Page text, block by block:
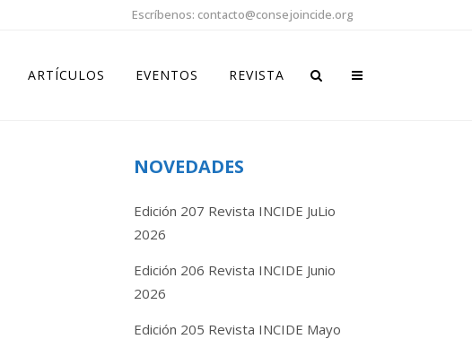
Escríbenos: contacto@consejoincide.org
ARTÍCULOS EVENTOS REVISTA
NOVEDADES
Edición 207 Revista INCIDE JuLio
2026
Edición 206 Revista INCIDE Junio
2026
Edición 205 Revista INCIDE Mayo